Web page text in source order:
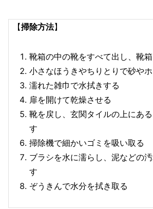
【掃除方法】
靴箱の中の靴をすべて出し、靴
小さなほうきやちりとりで砂や
濡れた雑巾で水拭きする
扉を開けて乾燥させる
靴を戻し、玄関タイルの上にあ
す
掃除機で細かいゴミを吸い取る
ブラシを水に濡らし、泥などの
す
ぞうきんで水分を拭き取る